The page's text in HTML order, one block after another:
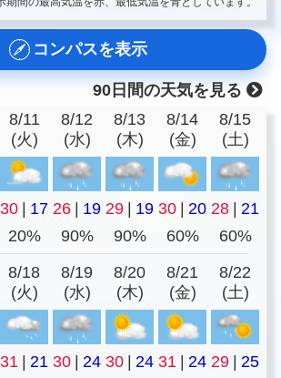
コンパスを表示
90日間の天気を見る
8/11
(火)
8/12
(水)
8/13
(木)
8/14
(金)
8/15
(土)
30 | 17 26 | 19 29 | 19 30 | 20 28 | 21
20% 90% 90% 60% 60%
8/18
(火)
8/19
(水)
8/20
(木)
8/21
(金)
8/22
(土)
31 | 21 30 | 24 30 | 24 31 | 24 29 | 25